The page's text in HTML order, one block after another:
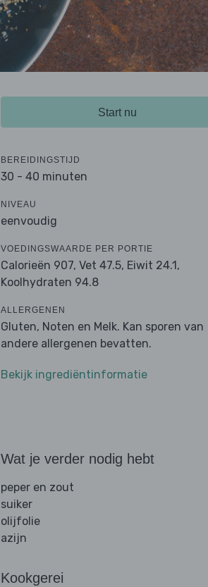
Start nu
BEREIDINGSTIJD
30 - 40 minuten
NIVEAU
eenvoudig
VOEDINGSWAARDE PER PORTIE
Calorieën 907, Vet 47.5, Eiwit 24.1,
Koolhydraten 94.8
ALLERGENEN
Gluten, Noten en Melk. Kan sporen van
andere allergenen bevatten.
Bekijk ingrediëntinformatie
Wat je verder nodig hebt
peper en zout
suiker
olijfolie
azijn
Kookgerei